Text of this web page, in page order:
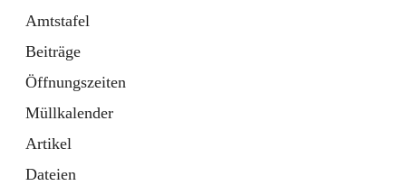
Amtstafel
Beiträge
Öffnungszeiten
Müllkalender
Artikel
Dateien
11 Schnellzugriffe
Bürgerservice
10 Schnellzugriffe